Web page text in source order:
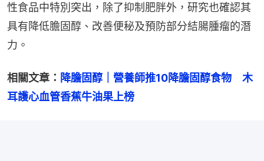
性食品中特別突出，除了抑制肥胖外，研究也確認其
具有降低膽固醇、改善便秘及預防部分結腸腫瘤的潛
力。
相關文章： 降膽固醇｜營養師推10降膽固醇食物　木
耳護心血管香蕉牛油果上榜